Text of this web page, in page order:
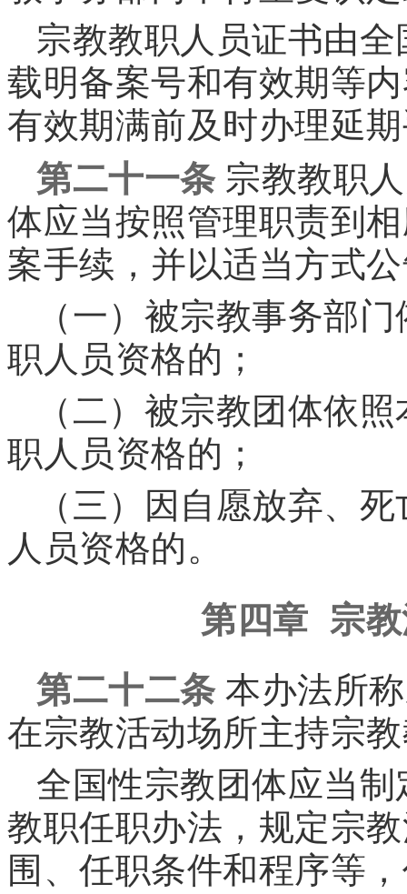
宗教教职人员证书由
载明备案号和有效期等
有效期满前及时办理延
第二十一条宗教教职
体应当按照管理职责到
案手续，并以适当方式
（一）被宗教事务部
职人员资格的；
（二）被宗教团体依
职人员资格的；
（三）因自愿放弃、
人员资格的。
第四章 宗
第二十二条本办法所
在宗教活动场所主持宗
全国性宗教团体应当
教职任职办法，规定宗
围、任职条件和程序等